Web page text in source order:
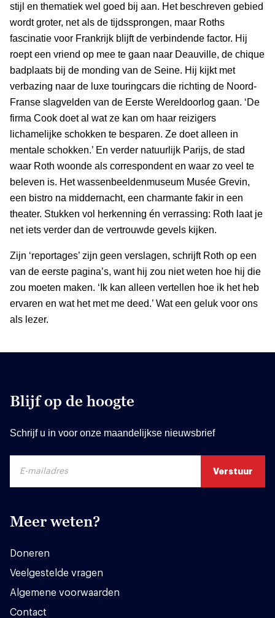
stijl en thematiek wel goed bij aan. Het beschreven gebied
wordt groter, net als de tijdssprongen, maar Roths
fascinatie voor Frankrijk blijft de verbindende factor. Hij
roept een vriend op mee te gaan naar Deauville, de chique
badplaats bij de monding van de Seine. Hij kijkt met
verbazing naar de luxe touringcars die richting de Noord-
Franse slagvelden van de Eerste Wereldoorlog gaan. ‘De
firma Cook doet al wat ze kan om haar reizigers
lichamelijke schokken te besparen. Ze doet alleen in
mentale schokken.’ En verder natuurlijk Parijs, de stad
waar Roth woonde als correspondent en waar zo veel te
beleven is. Het wassenbeeldenmuseum Musée Grevin,
een bistro na middernacht, een charmante fakir in een
theater. Stukken vol herkenning én verrassing: Roth laat je
net iets verder dan de vertrouwde gevels kijken.
Zijn ‘reportages’ zijn geen verslagen, schrijft Roth op een
van de eerste pagina’s, want hij zou niet weten hoe hij die
zou moeten maken. ‘Ik kan alleen vertellen hoe ik het heb
ervaren en wat het met me deed.’ Wat een geluk voor ons
als lezer.
Blijf op de hoogte
Schrijf u in voor onze maandelijkse nieuwsbrief
Meer weten?
Doneren
Veelgestelde vragen
Algemene voorwaarden
Contact